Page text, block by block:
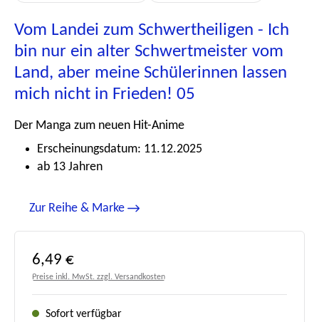
Vom Landei zum Schwertheiligen - Ich
bin nur ein alter Schwertmeister vom
Land, aber meine Schülerinnen lassen
mich nicht in Frieden! 05
Der Manga zum neuen Hit-Anime
Erscheinungsdatum: 11.12.2025
ab 13 Jahren
Zur Reihe & Marke
Regulärer Preis:
6,49 €
Preise inkl. MwSt. zzgl. Versandkosten
Sofort verfügbar